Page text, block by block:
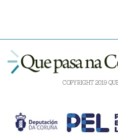
COPYRIGHT 2019